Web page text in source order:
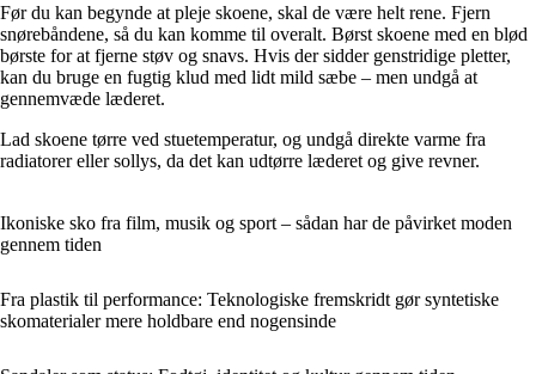
Før du kan begynde at pleje skoene, skal de være helt rene. Fjern
snørebåndene, så du kan komme til overalt. Børst skoene med en blød
børste for at fjerne støv og snavs. Hvis der sidder genstridige pletter,
kan du bruge en fugtig klud med lidt mild sæbe – men undgå at
gennemvæde læderet.
Lad skoene tørre ved stuetemperatur, og undgå direkte varme fra
radiatorer eller sollys, da det kan udtørre læderet og give revner.
Ikoniske sko fra film, musik og sport – sådan har de påvirket moden
gennem tiden
Fra plastik til performance: Teknologiske fremskridt gør syntetiske
skomaterialer mere holdbare end nogensinde